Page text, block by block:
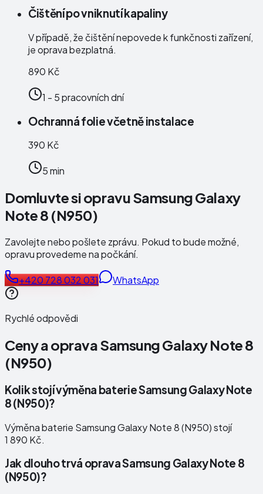
Čištění po vniknutí kapaliny
V případě, že čištění nepovede k funkčnosti zařízení,
je oprava bezplatná.
890 Kč
1 - 5 pracovních dní
Ochranná folie včetně instalace
390 Kč
5 min
Domluvte si opravu Samsung Galaxy
Note 8 (N950)
Zavolejte nebo pošlete zprávu. Pokud to bude možné,
opravu provedeme na počkání.
+420 728 032 031 WhatsApp
Rychlé odpovědi
Ceny a opravaSamsung Galaxy Note 8
(N950)
Kolik stojí výměna baterie Samsung Galaxy Note
8 (N950)?
Výměna baterie Samsung Galaxy Note 8 (N950) stojí
1 890 Kč.
Jak dlouho trvá oprava Samsung Galaxy Note 8
(N950)?